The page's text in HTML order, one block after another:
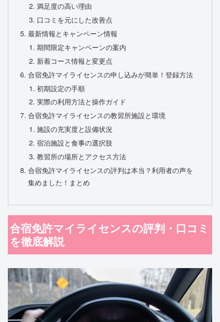
満足度の高い理由
口コミを元にした改善点
最新情報とキャンペーン情報
期間限定キャンペーンの案内
新着コース情報と変更点
合宿免許マイライセンスの申し込みが簡単！登録方法
初期設定の手順
実際の利用方法と操作ガイド
合宿免許マイライセンスの教習所施設と環境
施設の充実度と設備状況
宿泊施設と食事の選択肢
教習所の場所とアクセス方法
合宿免許マイライセンスの評判は本当？利用者の声を
集めました！まとめ
合宿免許マイライセンスの評判・口コミ
を徹底解説